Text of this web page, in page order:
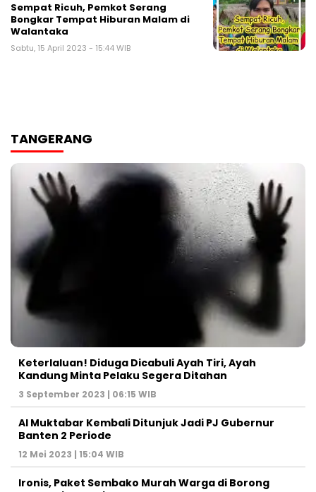
Sempat Ricuh, Pemkot Serang
Bongkar Tempat Hiburan Malam di
Walantaka
Sabtu, 15 April 2023 - 15:44 WIB
TANGERANG
Keterlaluan! Diduga Dicabuli Ayah Tiri, Ayah
Kandung Minta Pelaku Segera Ditahan
3 September 2023 | 06:15 WIB
Al Muktabar Kembali Ditunjuk Jadi PJ Gubernur
Banten 2 Periode
12 Mei 2023 | 15:04 WIB
Ironis, Paket Sembako Murah Warga di Borong